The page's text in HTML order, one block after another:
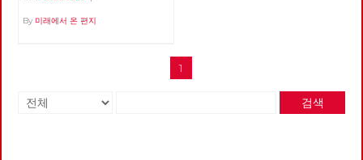
By 미래에서 온 편지
1
검색